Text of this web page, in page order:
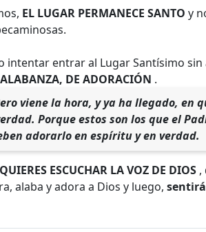
EL LUGAR PERMANECE SANTO y
intentar entrar al Lugar Santísimo
DE ADORACIÓN .
viene la hora, y ya ha llegado,
Porque estos son los que el
adorarlo en espíritu y en verdad.
ESCUCHAR LA VOZ DE DIOS ,
alaba y adora a Dios y luego,